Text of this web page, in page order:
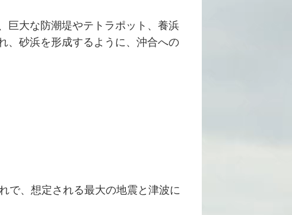
巨大な防潮堤やテトラポット、養浜
、砂浜を形成するように、沖合への
で、想定される最大の地震と津波に